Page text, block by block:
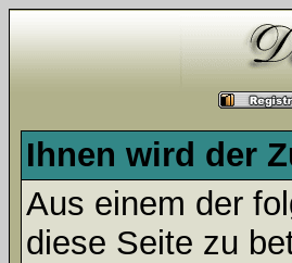
Ihnen wird der
Aus einem der
diese Seite zu